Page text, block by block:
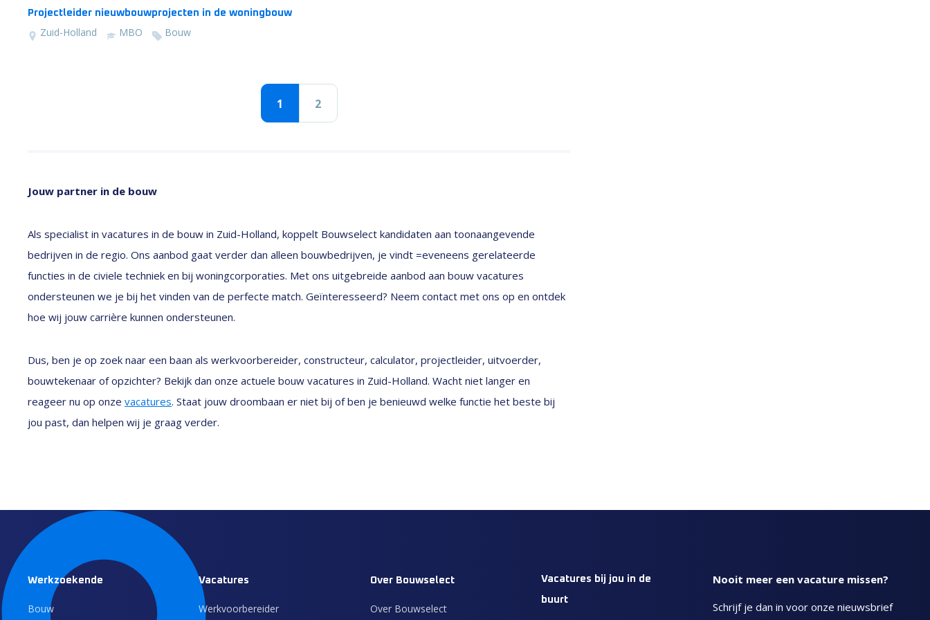
Projectleider nieuwbouwprojecten in de woningbouw
Zuid-Holland MBO Bouw
1 2
Jouw partner in de bouw
Als specialist in vacatures in de bouw in Zuid-Holland, koppelt Bouwselect kandidaten aan toonaangevende
bedrijven in de regio. Ons aanbod gaat verder dan alleen bouwbedrijven, je vindt =eveneens gerelateerde
functies in de civiele techniek en bij woningcorporaties. Met ons uitgebreide aanbod aan bouw vacatures
ondersteunen we je bij het vinden van de perfecte match. Geïnteresseerd? Neem contact met ons op en ontdek
hoe wij jouw carrière kunnen ondersteunen.
Dus, ben je op zoek naar een baan als werkvoorbereider, constructeur, calculator, projectleider, uitvoerder,
bouwtekenaar of opzichter? Bekijk dan onze actuele bouw vacatures in Zuid-Holland. Wacht niet langer en
reageer nu op onze vacatures. Staat jouw droombaan er niet bij of ben je benieuwd welke functie het beste bij
jou past, dan helpen wij je graag verder.
Werkzoekende
Bouw
Vacatures
Werkvoorbereider
Over Bouwselect
Over Bouwselect
Vacatures bij jou in de
buurt
Nooit meer een vacature missen?
Schrijf je dan in voor onze nieuwsbrief